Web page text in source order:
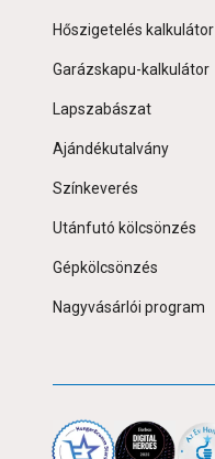
Hőszigetelés kalkulátor
Garázskapu-kalkulátor
Lapszabászat
Ajándékutalvány
Színkeverés
Utánfutó kölcsönzés
Gépkölcsönzés
Nagyvásárlói program